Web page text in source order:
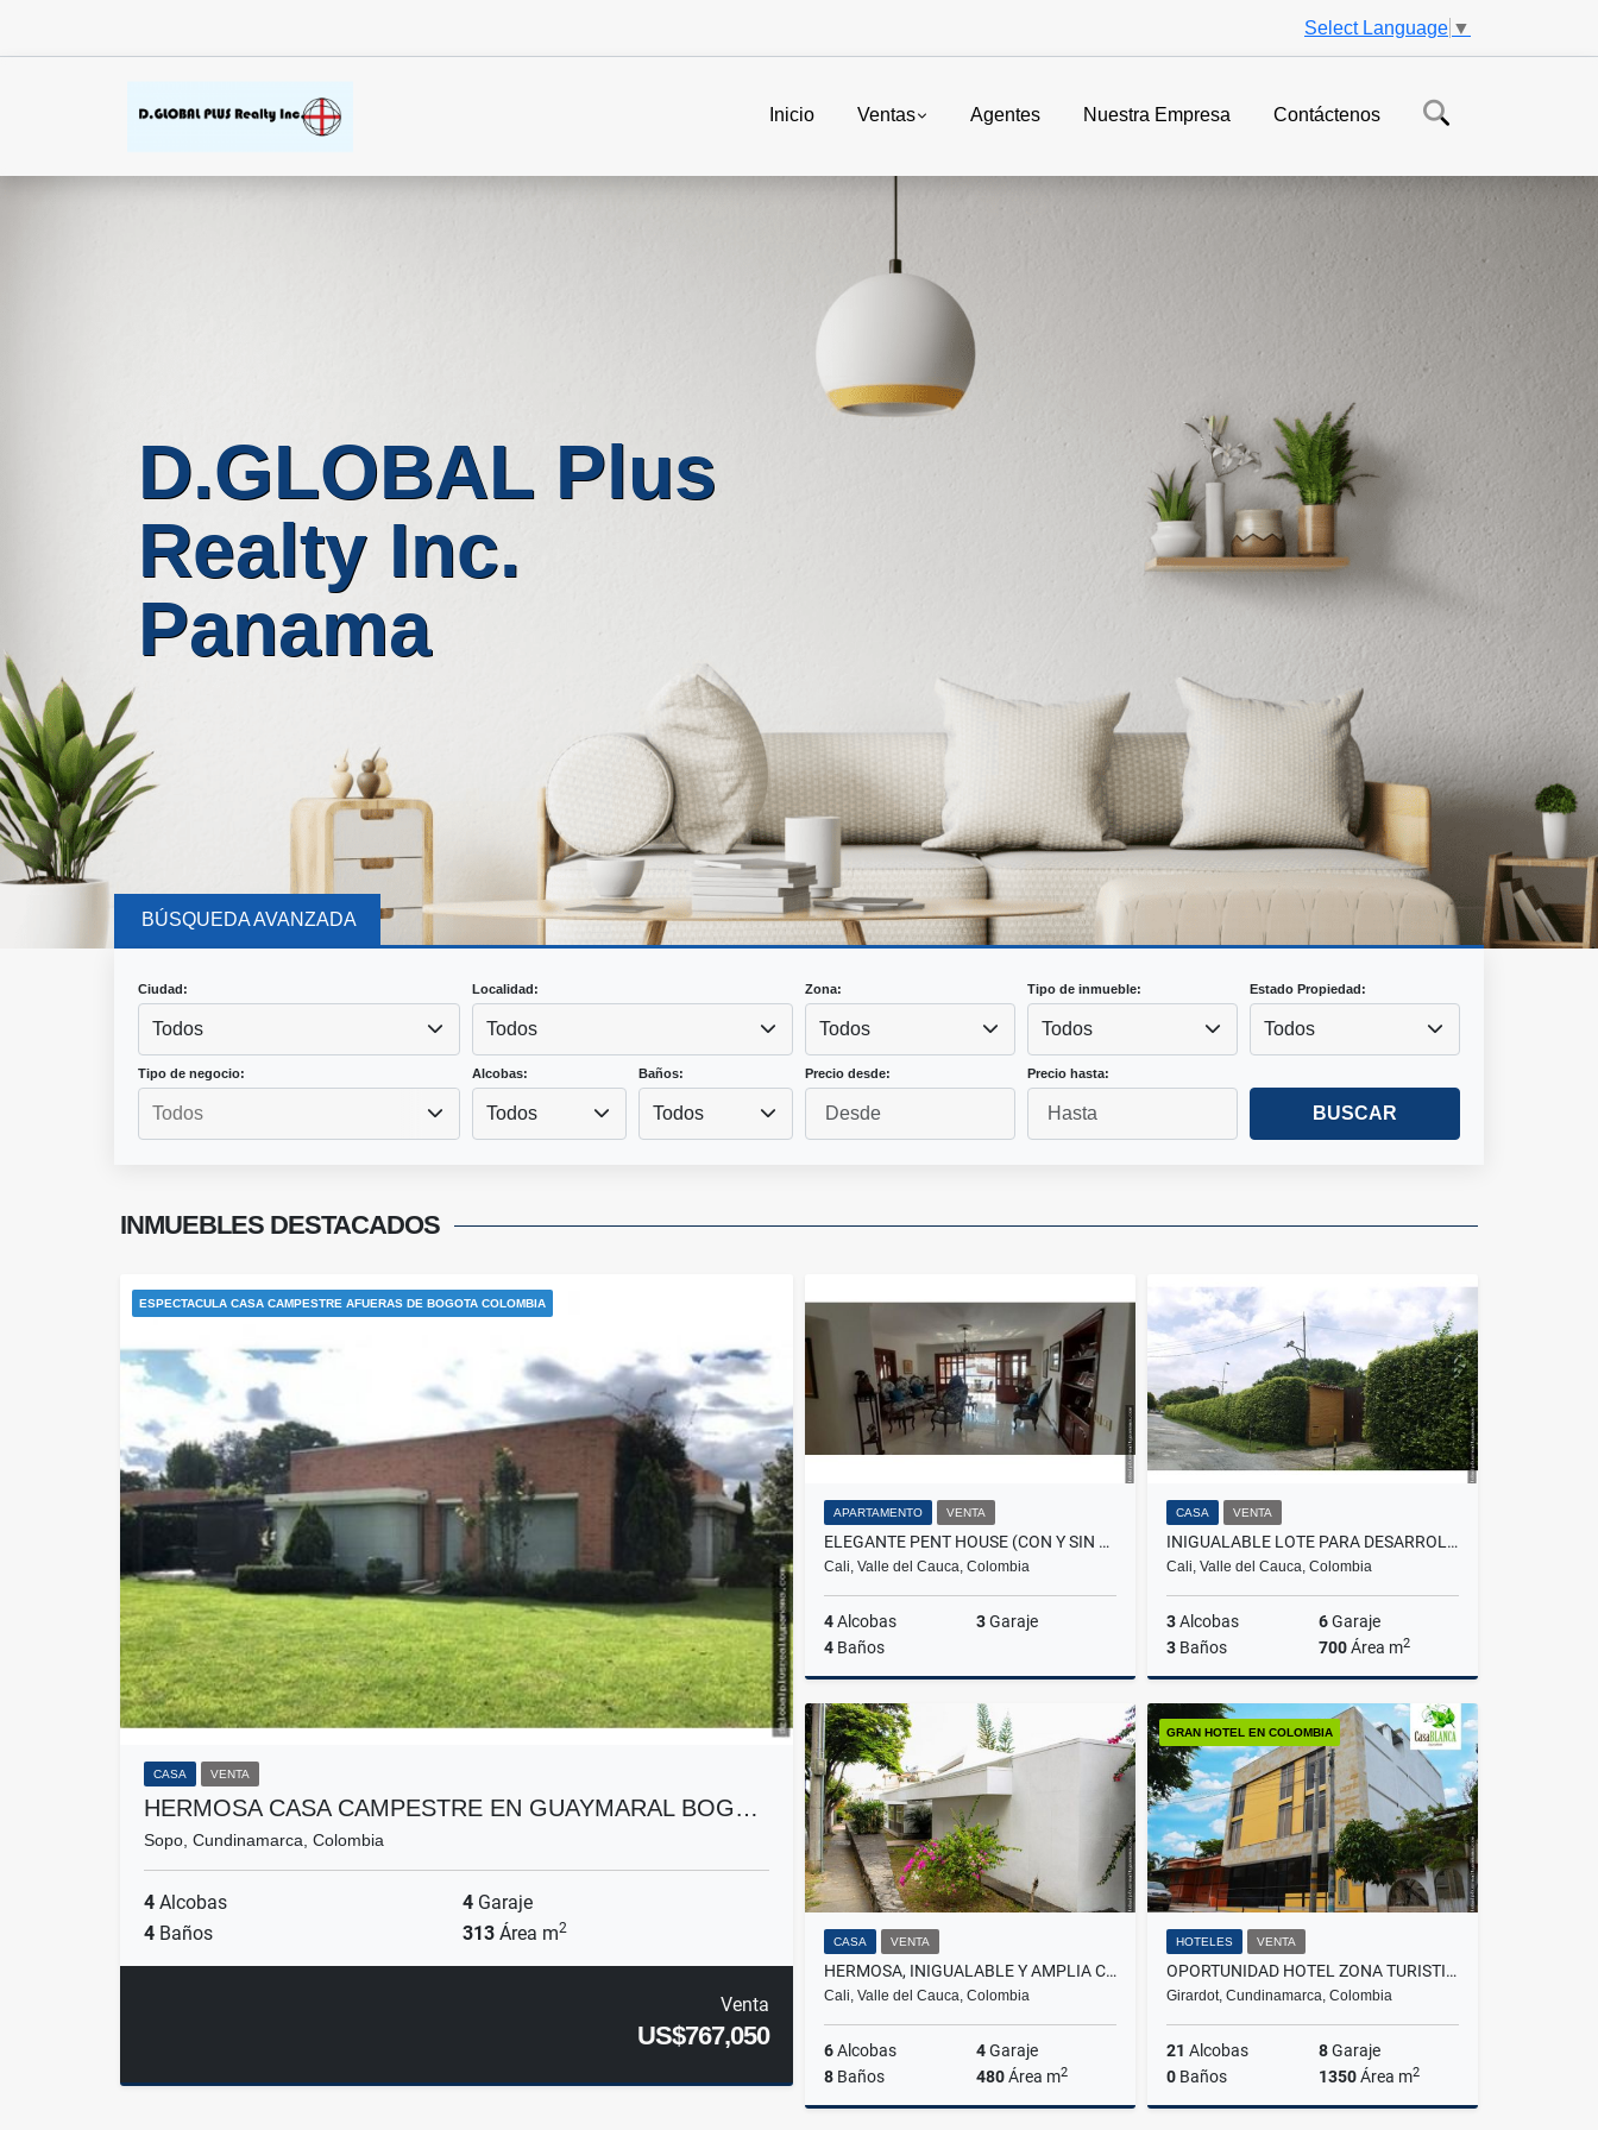
Select Language ▼
Inicio Ventas Agentes Nuestra Empresa Contáctenos
D.GLOBAL Plus
Realty Inc.
Panama
BÚSQUEDA AVANZADA
Ciudad:
Todos
Localidad:
Todos
Zona:
Todos
Tipo de inmueble:
Todos
Estado Propiedad:
Todos
Tipo de negocio: Alcobas:
Todos
Baños:
Todos
Precio desde: Precio hasta:
BUSCAR
INMUEBLES DESTACADOS
ESPECTACULA CASA CAMPESTRE AFUERAS DE BOGOTA COLOMBIA
CASA VENTA
HERMOSA CASA CAMPESTRE EN GUAYMARAL BOG…
Sopo, Cundinamarca, Colombia
4 Alcobas 4 Garaje
4 Baños 313 Área m2
Venta
US$767,050
APARTAMENTO VENTA
ELEGANTE PENT HOUSE (CON Y SIN AMOBLAMIENTO) JUANAMBU CALI COLOMBIA
Cali, Valle del Cauca, Colombia
4Alcobas 3Garaje
4 Baños
US$203,850
CASA VENTA
INIGUALABLE LOTE PARA DESARROLLO COMERCIAL O RESIDENCIAL CIUDAD JARDIN
Cali, Valle del Cauca, Colombia
3Alcobas 6Garaje
3 Baños 700Área m2
Venta
US$1,850,000
CASA VENTA
HERMOSA, INIGUALABLE Y AMPLIA CASA CON HERMOSO DISEÑO ARQUITECTONICO
Cali, Valle del Cauca, Colombia
6Alcobas 4Garaje
8 Baños 480Área m2
GRAN HOTEL EN COLOMBIA
HOTELES VENTA
OPORTUNIDAD HOTEL ZONA TURISTICA COLOMBIA
Girardot, Cundinamarca, Colombia
21 Alcobas 8Garaje
0 Baños 1350Área m2